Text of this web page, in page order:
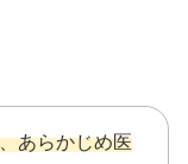
あらかじめ医